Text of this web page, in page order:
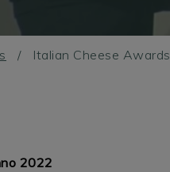
/ Italian Cheese Awards
2022